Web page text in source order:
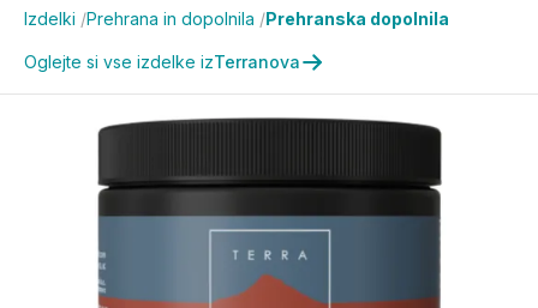
Izdelki /Prehrana in dopolnila /Prehranska dopolnila
Oglejte si vse izdelke izTerranova